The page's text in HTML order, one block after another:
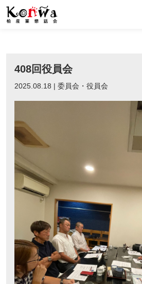
Skip
408回役員会
2025.08.18 | 委員会・役員会